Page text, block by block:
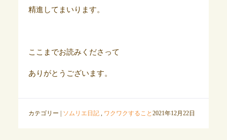
精進してまいります。
ここまでお読みくださって
ありがとうございます。
カテゴリー | ソムリエ日記, ワクワクすること 2021年12月22日